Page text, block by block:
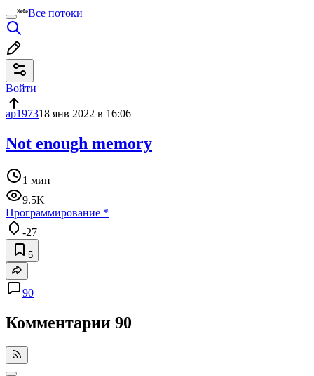
Все потоки
Войти
ap197318 янв 2022 в 16:06
Not enough memory
1 мин
9.5K
Программирование *
-27
5
90
Комментарии 90